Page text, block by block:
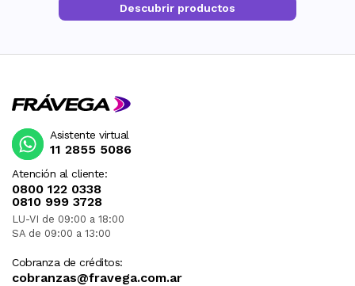
Descubrir productos
Atención al cliente:
0800 122 0338
0810 999 3728
LU-VI de 09:00 a 18:00
SA de 09:00 a 13:00
Cobranza de créditos:
cobranzas@fravega.com.ar
Asistente virtual
11 2855 5086